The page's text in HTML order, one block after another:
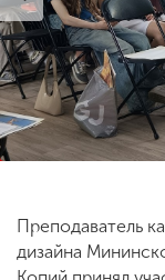
ENG SPN
Преподаватель
дизайна